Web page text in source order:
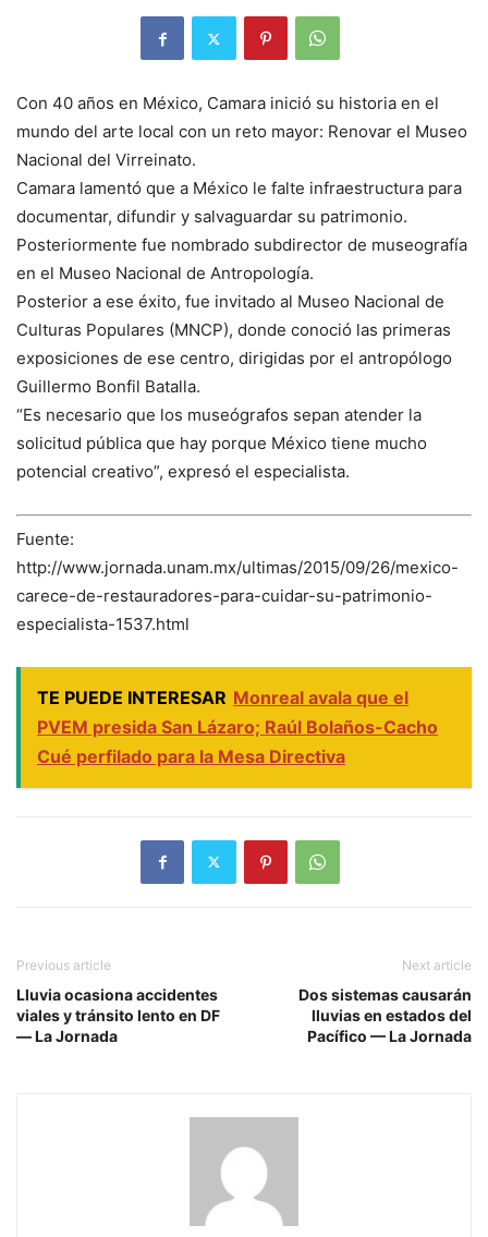
Con 40 años en México, Camara inició su historia en el
mundo del arte local con un reto mayor: Renovar el Museo
Nacional del Virreinato.
Camara lamentó que a México le falte infraestructura para
documentar, difundir y salvaguardar su patrimonio.
Posteriormente fue nombrado subdirector de museografía
en el Museo Nacional de Antropología.
Posterior a ese éxito, fue invitado al Museo Nacional de
Culturas Populares (MNCP), donde conoció las primeras
exposiciones de ese centro, dirigidas por el antropólogo
Guillermo Bonfil Batalla.
“Es necesario que los museógrafos sepan atender la
solicitud pública que hay porque México tiene mucho
potencial creativo”, expresó el especialista.
Fuente:
http://www.jornada.unam.mx/ultimas/2015/09/26/mexico-
carece-de-restauradores-para-cuidar-su-patrimonio-
especialista-1537.html
TE PUEDE INTERESAR Monreal avala que el
PVEM presida San Lázaro; Raúl Bolaños-Cacho
Cué perfilado para la Mesa Directiva
Previous article
Lluvia ocasiona accidentes
viales y tránsito lento en DF
— La Jornada
Next article
Dos sistemas causarán
lluvias en estados del
Pacífico — La Jornada